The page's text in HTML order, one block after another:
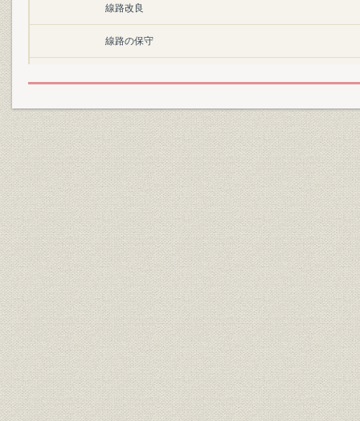
線路改良
線路の保守
建築
第2節 建設
第1 鉄道敷設予定線
1 鉄道敷設法の公布
2 鉄道敷設法の改正
第2 建設経過および建設工事
1 北海道地方
(1) 概要
(2) 石北線の建設工事
2 東北地方